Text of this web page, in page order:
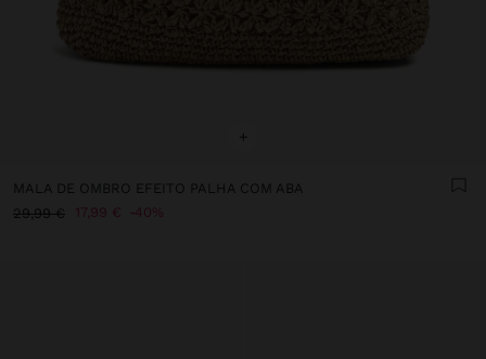
+
MALA DE OMBRO EFEITO PALHA COM ABA
29,99 €
17,99 € 40%